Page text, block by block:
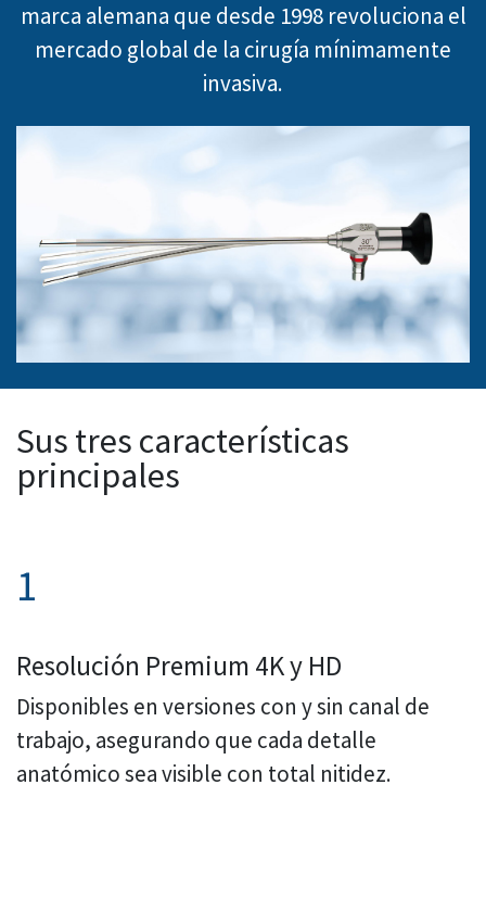
marca alemana que desde 1998 revoluciona el
mercado global de la cirugía mínimamente
invasiva.
Sus tres características
principales
1
Resolución Premium 4K y HD
Disponibles en versiones con y sin canal de
trabajo, asegurando que cada detalle
anatómico sea visible con total nitidez.